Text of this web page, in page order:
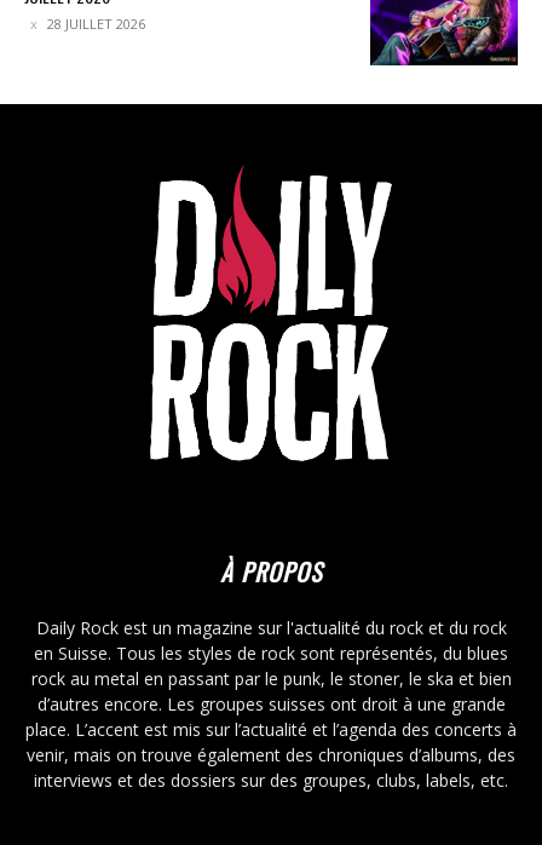
28 JUILLET 2026
À PROPOS
Daily Rock est un magazine sur l'actualité du rock et du rock
en Suisse. Tous les styles de rock sont représentés, du blues
rock au metal en passant par le punk, le stoner, le ska et bien
d’autres encore. Les groupes suisses ont droit à une grande
place. L’accent est mis sur l’actualité et l’agenda des concerts à
venir, mais on trouve également des chroniques d’albums, des
interviews et des dossiers sur des groupes, clubs, labels, etc.